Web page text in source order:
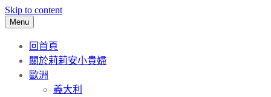
Skip to content
Menu
回首頁
關於莉莉安小貴婦
歐洲
義大利